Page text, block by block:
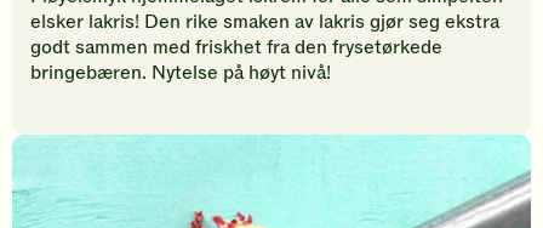
denne
oppskriften.
elsker lakris! Den rike smaken av lakris gjør seg ekstra
godt sammen med friskhet fra den frysetørkede
bringebæren. Nytelse på høyt nivå!